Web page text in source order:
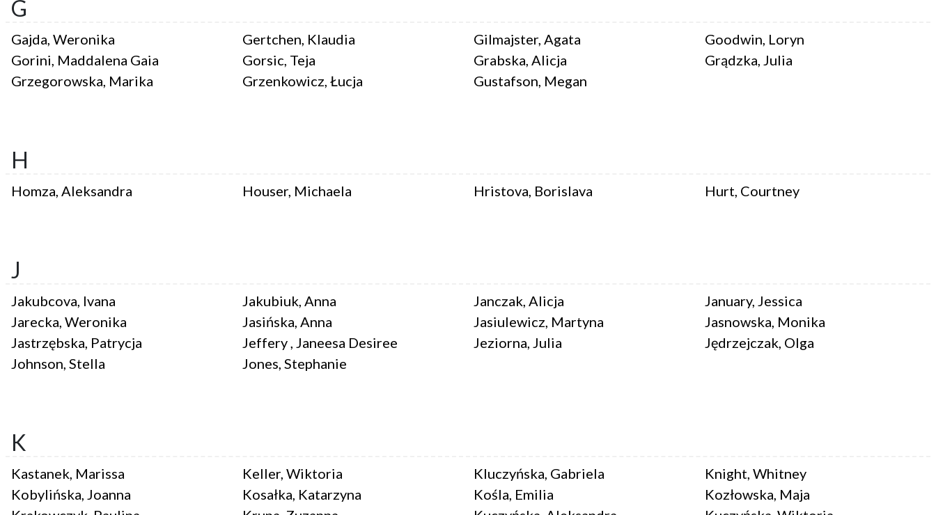
G
Gajda, Weronika Gertchen, Klaudia Gilmajster, Agata
Goodwin, Loryn
Gorini, Maddalena Gaia
Gorsic, Teja Grabska, Alicja
Grądzka, Julia
Grzegorowska, Marika
Grzenkowicz, Łucja Gustafson, Megan
H
Homza, Aleksandra Houser, Michaela Hristova, Borislava Hurt, Courtney
J
Jakubcova, Ivana Jakubiuk, Anna Janczak, Alicja
January, Jessica
Jarecka, Weronika
Jasińska, Anna Jasiulewicz, Martyna
Jasnowska, Monika
Jastrzębska, Patrycja
Jeffery , Janeesa Desiree Jeziorna, Julia
Jędrzejczak, Olga
Johnson, Stella
Jones, Stephanie
K
Kastanek, Marissa Keller, Wiktoria Kluczyńska, Gabriela
Knight, Whitney
Kobylińska, Joanna
Kosałka, Katarzyna Kośla, Emilia
Kozłowska, Maja